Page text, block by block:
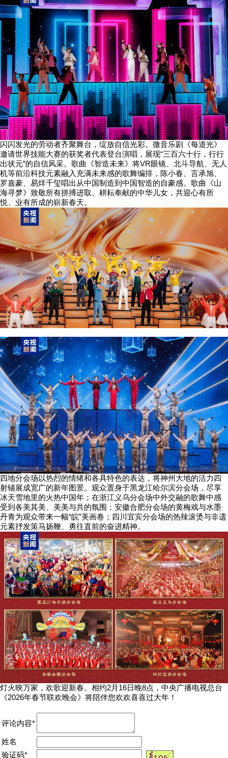
闪闪发光的劳动者齐聚舞台，绽放自信光彩。微音乐剧《每道光》
邀请世界技能大赛的获奖者代表登台演唱，展现“三百六十行，行行
出状元”的自信风采。歌曲《智造未来》将VR眼镜、北斗导航、无人
机等前沿科技元素融入充满未来感的歌舞编排，陈小春、言承旭、
罗嘉豪、易烊千玺唱出从中国制造到中国智造的自豪感。歌曲《山
海寻梦》致敬所有拼搏进取、耕耘奉献的中华儿女，共迎心有所
悦、业有所成的崭新春天。
四地分会场以热烈的情绪和各具特色的表达，将神州大地的活力四
射铺展成宽广的新年图景。观众置身于黑龙江哈尔滨分会场，尽享
冰天雪地里的火热中国年；在浙江义乌分会场中外交融的歌舞中感
受到各美其美、美美与共的氛围；安徽合肥分会场的黄梅戏与水墨
丹青为观众带来一幅“皖”美画卷；四川宜宾分会场的热辣滚烫与非遗
元素抒发策马扬鞭、勇往直前的奋进精神。
灯火映万家，欢歌迎新春。相约2月16日晚8点，中央广播电视总台
《2026年春节联欢晚会》将陪伴您欢欢喜喜过大年！
评论内容*
姓名
验证码*